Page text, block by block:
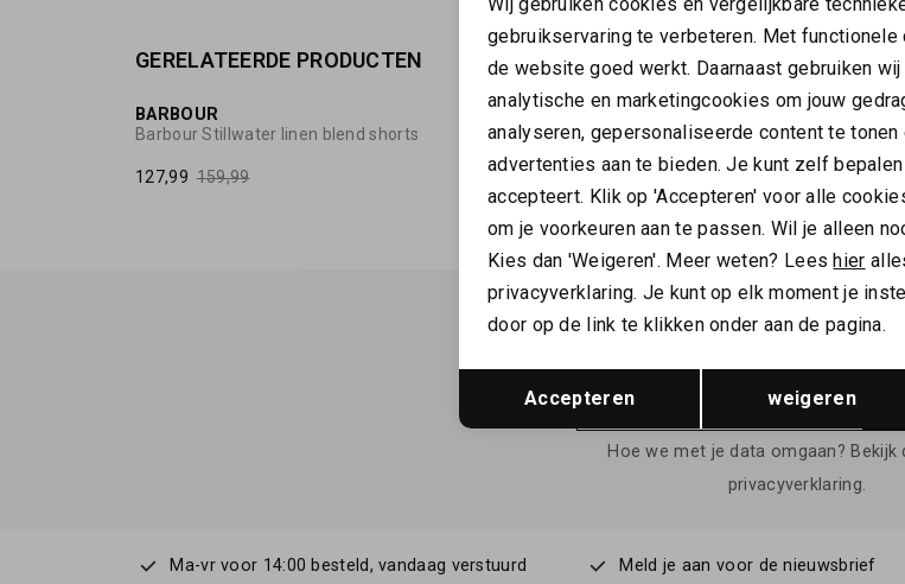
GERELATEERDE PRODUCTEN
SALE
BARBOUR
Barbour Stillwater linen blend shorts
127,99 159,99
SALE
BARBOUR
Barbour Patch swim short
63,96 79,95
BARBOUR
Barbour
59,95
ALTIJD ALS EERSTE OP DE
Hoe we met je data omgaan? Bekijk
privacyverklaring.
Ma-vr voor 14:00 besteld, vandaag verstuurd Meld je aan voor de nieuwsbrief
Analytische cookies
Terug
gebruikservaring te verbeteren. Met
de website goed werkt. Daarnaast gebruiken
analytische en marketingcookies om jouw
analyseren, gepersonaliseerde content te tonen
advertenties aan te bieden. Je kunt zelf
accepteert. Klik op 'Accepteren' voor alle
om je voorkeuren aan te passen. Wil je alleen
Kies dan 'Weigeren'. Meer weten? Leeshier
privacyverklaring. Je kunt op elk moment je
door op de link te klikken onder aan de pagina.
Accepteren weigeren